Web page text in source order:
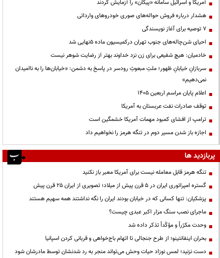
آمریکا و اسرائیل سامانه «پیکان» را آزمایش کردند
هشدار درباره فروش حواله‌های صوری خودروهای وارداتی
۷ توصیه برای آغاز نویسندگی
احیای شن‌چاله‌های جنوب تهران درکمیسیون ماده ۵نهایی شد
خادمیان: هیچ شفیعی برای زن نزد خداوند بهتر از رضایت شوهر نیست
سربازانِ خیابانِ ظهور؛ ملتِ مبعوثِ رودسر در پاسخ به دشمن: «خیابان‌ها را به ناامیدان
نمی‌دهیم»
اعلام پایان مراسم اربعین ۱۴۰۵
توقف صادرات نفت عربستان به آمریکا
ترامپ از افشای کمبود مهمات آمریکا خشمگین است
اجازه باز شدن مسیر دوم در تنگه هرمز را نخواهیم داد
پربازدید ها
تنگه هرمز قابل معامله نیست برای آمریکا معبر باز نکنید
گستره امپراتوری ایران در ۵ قرن پیش از میلاد؛ تصویری از ایران ۲۵ قرن پیش
پزشکیان: تنها کسانی که در خیابان بودند ایران را نگه نداشتند همه سهیم هستند
ماجرای نصب سنگ مزار اکبر عبدی چیست؟
وحدت مکرّراً و مؤکّداً تذکر داده شد
بحران اینفانتینو؛ از طرح جنجالی تا اتهام باج‌خواهی و قربانی کردن اسپانیا
دست نزنید؛ لمس نوزاد حیات وحش می‌تواند منجر به رد شدنشان توسط مادرشان شود